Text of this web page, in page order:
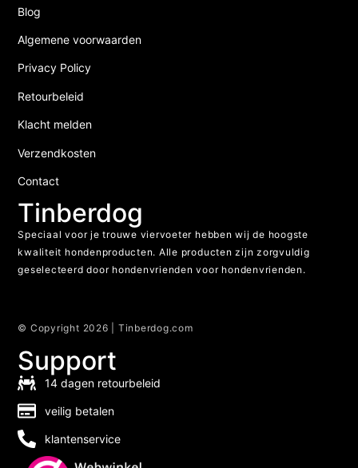
Blog
Algemene voorwaarden
Privacy Policy
Retourbeleid
Klacht melden
Verzendkosten
Contact
Tinberdog
Speciaal voor je trouwe viervoeter hebben wij de hoogste
kwaliteit hondenproducten. Alle producten zijn zorgvuldig
geselecteerd door hondenvrienden voor hondenvrienden.
© Copyright 2026 | Tinberdog.com
Support
14 dagen retourbeleid
veilig betalen
klantenservice